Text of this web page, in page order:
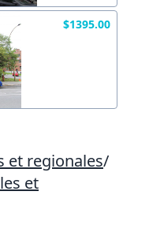
$1395.00
et regionales/
et